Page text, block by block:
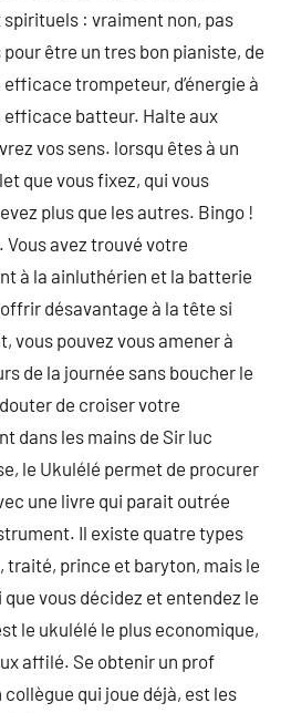
: vraiment non, pas
être un tres bon pianiste, de
efficace trompeteur, d’énergie à
efficace batteur. Halte aux
vos sens. lorsqu êtes à un
que vous fixez, qui vous
plus que les autres. Bingo !
Vous avez trouvé votre
à la ainluthérien et la batterie
désavantage à la tête si
vous pouvez vous amener à
de la journée sans boucher le
de croiser votre
dans les mains de Sir luc
le Ukulélé permet de procurer
une livre qui parait outrée
Il existe quatre types
prince et baryton, mais le
vous décidez et entendez le
le ukulélé le plus economique,
affilé. Se obtenir un prof
qui joue déjà, est les